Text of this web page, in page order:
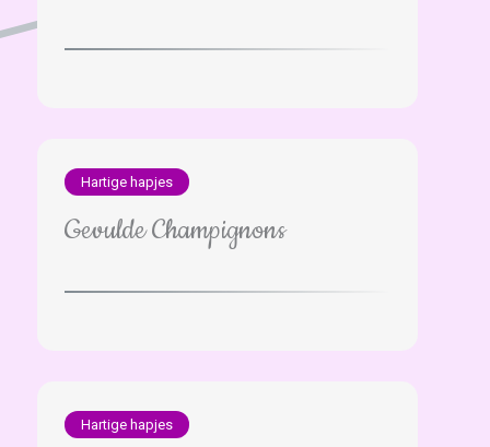
Hartige hapjes
Gevulde Champignons
Hartige hapjes